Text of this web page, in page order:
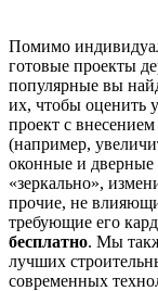
Помимо
готовые проекты
популярные вы
их, чтобы оценить
проект с
(например,
оконные и
«зеркально»,
прочие, не
требующие его
бесплатно. Мы
лучших
современных